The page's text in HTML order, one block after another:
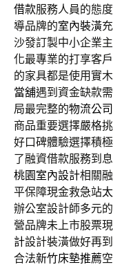
借款服務人員的態
導品牌的室內裝潢
沙發訂製中小企業
化最專業的打享客
的家具都是使用實
當舖遇到資金缺款
局最完整的物流公司
商品重要選擇嚴格
好口碑體驗選擇積
了融資借款服務到
桃園室內設計相關
平保障現金救急站
辦公室設計師多元
營品牌未上市股票
計設計裝潢做好再
合法新竹床墊推薦